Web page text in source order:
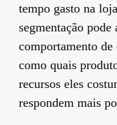
tempo gasto na
segmentação
comportamento de
como quais
recursos eles
respondem mais